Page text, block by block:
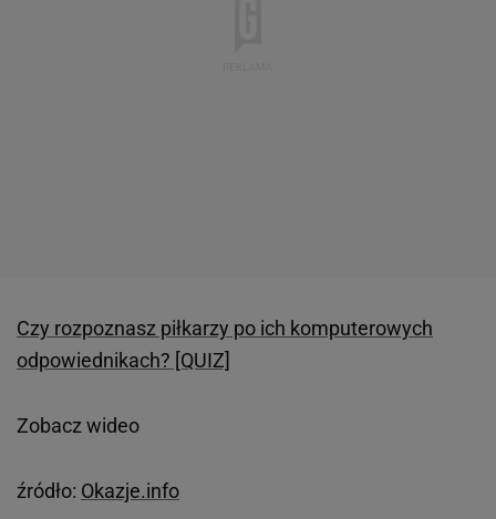
Czy rozpoznasz piłkarzy po ich komputerowych
odpowiednikach? [QUIZ]
Zobacz wideo
źródło: Okazje.info